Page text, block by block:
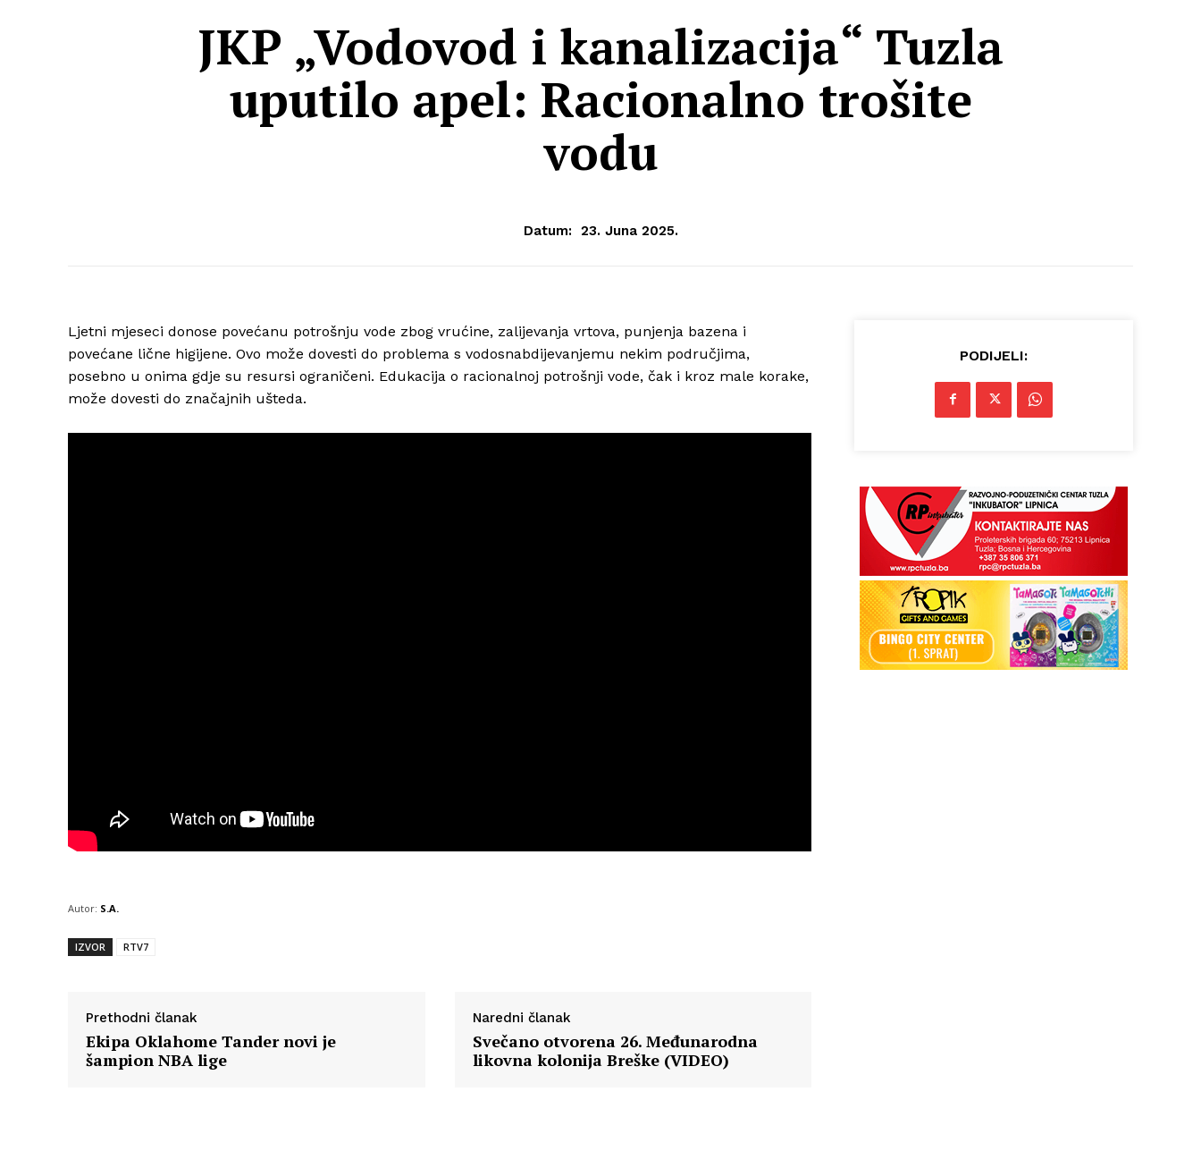
JKP „Vodovod i kanalizacija“ Tuzla
uputilo apel: Racionalno trošite
vodu
Datum: 23. Juna 2025.
Ljetni mjeseci donose povećanu potrošnju vode zbog vrućine, zalijevanja vrtova, punjenja bazena i
povećane lične higijene. Ovo može dovesti do problema s vodosnabdijevanjemu nekim područjima,
posebno u onima gdje su resursi ograničeni. Edukacija o racionalnoj potrošnji vode, čak i kroz male korake,
može dovesti do značajnih ušteda.
Autor: S.A.
IZVOR RTV7
Prethodni članak
Ekipa Oklahome Tander novi je
šampion NBA lige
Naredni članak
Svečano otvorena 26. Međunarodna
likovna kolonija Breške (VIDEO)
PODIJELI: